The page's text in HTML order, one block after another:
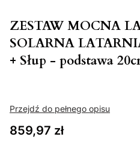
ZESTAW MOCNA
SOLARNA
+ Słup - podstawa
Przejdź do pełnego opisu
Cena
859,97 zł